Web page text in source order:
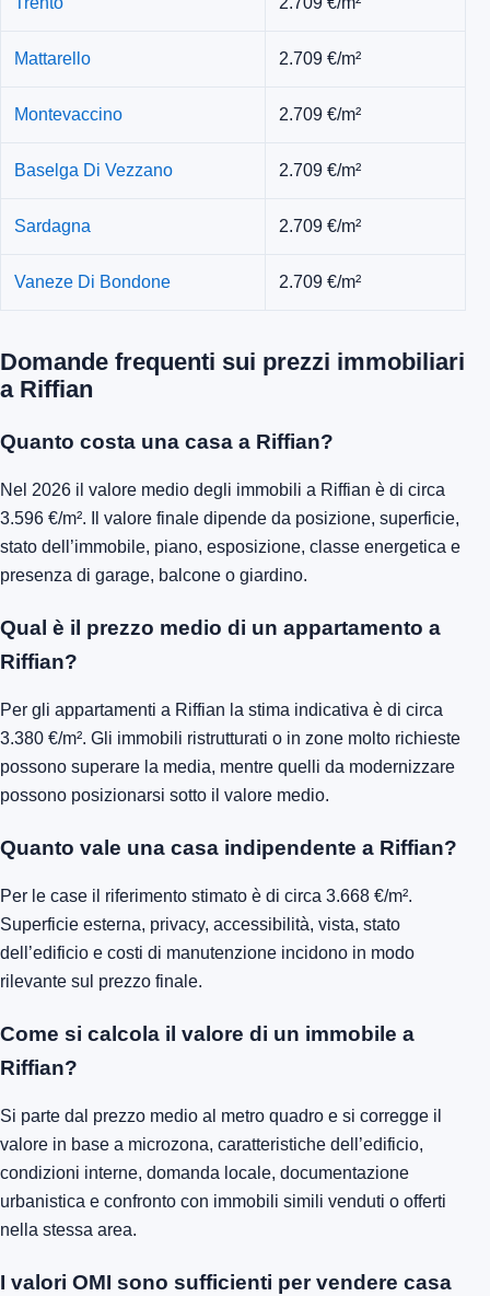
Mattarello 2.709 €/m²
Montevaccino 2.709 €/m²
Baselga Di Vezzano 2.709 €/m²
Sardagna 2.709 €/m²
Vaneze Di Bondone 2.709 €/m²
Domande frequenti sui prezzi immobiliari
a Riffian
Quanto costa una casa a Riffian?
Nel 2026 il valore medio degli immobili a Riffian è di circa
3.596 €/m². Il valore finale dipende da posizione, superficie,
stato dell’immobile, piano, esposizione, classe energetica e
presenza di garage, balcone o giardino.
Qual è il prezzo medio di un appartamento a
Riffian?
Per gli appartamenti a Riffian la stima indicativa è di circa
3.380 €/m². Gli immobili ristrutturati o in zone molto richieste
possono superare la media, mentre quelli da modernizzare
possono posizionarsi sotto il valore medio.
Quanto vale una casa indipendente a Riffian?
Per le case il riferimento stimato è di circa 3.668 €/m².
Superficie esterna, privacy, accessibilità, vista, stato
dell’edificio e costi di manutenzione incidono in modo
rilevante sul prezzo finale.
Come si calcola il valore di un immobile a
Riffian?
Si parte dal prezzo medio al metro quadro e si corregge il
valore in base a microzona, caratteristiche dell’edificio,
condizioni interne, domanda locale, documentazione
urbanistica e confronto con immobili simili venduti o offerti
nella stessa area.
I valori OMI sono sufficienti per vendere casa